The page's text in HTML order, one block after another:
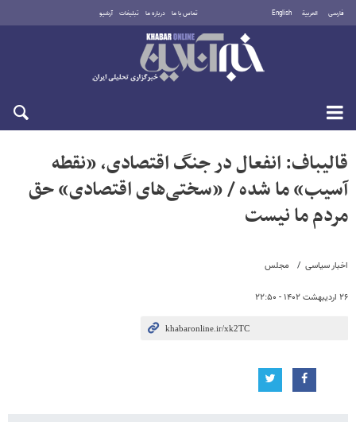
فارسی العربية English تماس با ما درباره ما تبلیغات آرشیو
پنجشنبه ۱۵ مرداد ۱۴۰۵
اخبار سیاسی مجلس
۲۶ اردیبهشت ۱۴۰۲ - ۲۲:۵۰
قالیباف: انفعال در جنگ اقتصادی، «نقطه
آسیب» ما شده / «سختی‌های اقتصادی» حق
مردم ما نیست